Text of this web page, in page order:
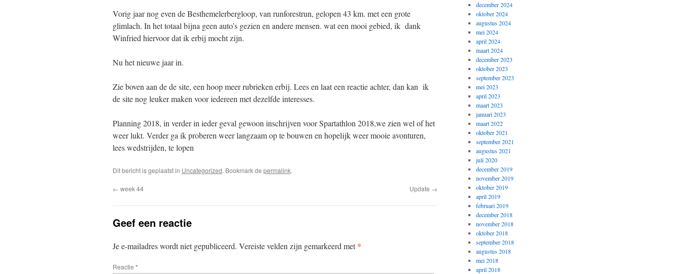
Vorig jaar nog even de Besthemelerbergloop, van runforestrun, gelopen 43 km. met een grote
glimlach. In het totaal bijna geen auto’s gezien en andere mensen. wat een mooi gebied, ik dank
Winfried hiervoor dat ik erbij mocht zijn.
Nu het nieuwe jaar in.
Zie boven aan de de site, een hoop meer rubrieken erbij. Lees en laat een reactie achter, dan kan ik
de site nog leuker maken voor iedereen met dezelfde interesses.
Planning 2018, in verder in ieder geval gewoon inschrijven voor Spartathlon 2018,we zien wel of het
weer lukt. Verder ga ik proberen weer langzaam op te bouwen en hopelijk weer mooie avonturen,
lees wedstrijden, te lopen
Dit bericht is geplaatst in Uncategorized. Bookmark de permalink.
← week 44 Update →
Geef een reactie
Je e-mailadres wordt niet gepubliceerd. Vereiste velden zijn gemarkeerd met*
Reactie *
december 2024
oktober 2024
augustus 2024
mei 2024
april 2024
maart 2024
december 2023
oktober 2023
september 2023
mei 2023
april 2023
maart 2023
januari 2023
maart 2022
oktober 2021
september 2021
augustus 2021
juli 2020
december 2019
november 2019
oktober 2019
april 2019
februari 2019
december 2018
november 2018
oktober 2018
september 2018
augustus 2018
mei 2018
april 2018